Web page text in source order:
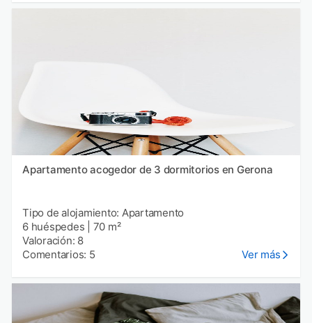
Apartamento acogedor de 3 dormitorios en Gerona
Tipo de alojamiento: Apartamento
6 huéspedes
70 m²
Valoración: 8
Comentarios: 5
Ver más